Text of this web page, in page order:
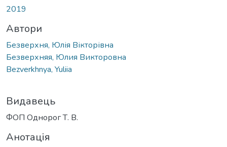
2019
Автори
Безверхня, Юлія Вікторівна
Безверхняя, Юлия Викторовна
Bezverkhnya, Yuliia
Видавець
ФОП Однорог Т. В.
Анотація